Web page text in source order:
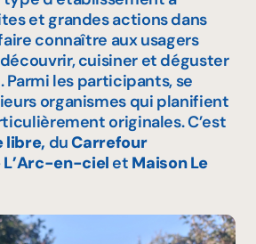
et grandes actions dans
connaître aux usagers
cuisiner et déguster
Parmi les participants, se
organismes qui planifient
originales. C’est
libre, duCarrefour
en-ciel et Maison Le